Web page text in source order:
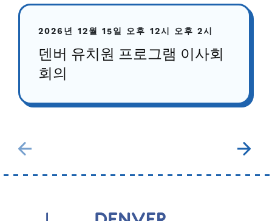
2026년 12월 15일 오후 12시 오후 2시
덴버 유치원 프로그램 이사회
회의